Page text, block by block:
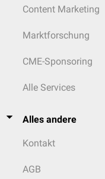
Content Marketing
Marktforschung
CME-Sponsoring
Alle Services
Alles andere
Kontakt
AGB